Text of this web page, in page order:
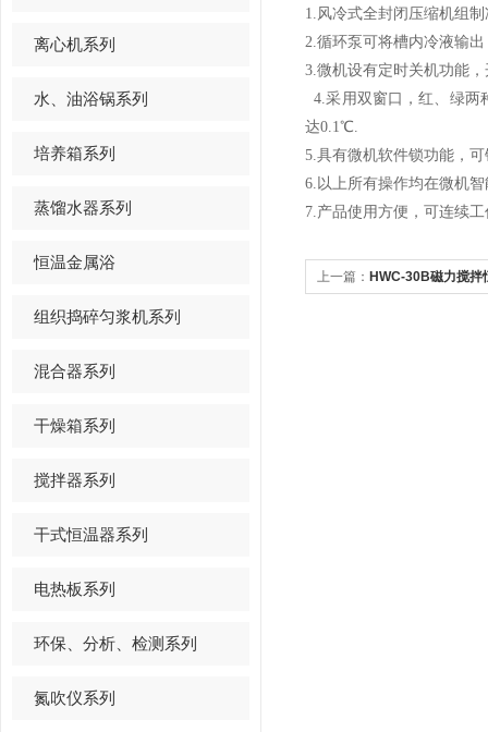
离心机系列
水、油浴锅系列
培养箱系列
蒸馏水器系列
恒温金属浴
组织捣碎匀浆机系列
混合器系列
干燥箱系列
搅拌器系列
干式恒温器系列
电热板系列
环保、分析、检测系列
氮吹仪系列
1.风冷式全封闭压缩机组
2.循环泵可将槽内冷液输
3.微机设有定时关机功能
4.采用双窗口，红、绿两
达0.1℃.
5.具有微机软件锁功能，
6.以上所有操作均在微机
7.产品使用方便，可连续
上一篇： HWC-30B磁力搅拌